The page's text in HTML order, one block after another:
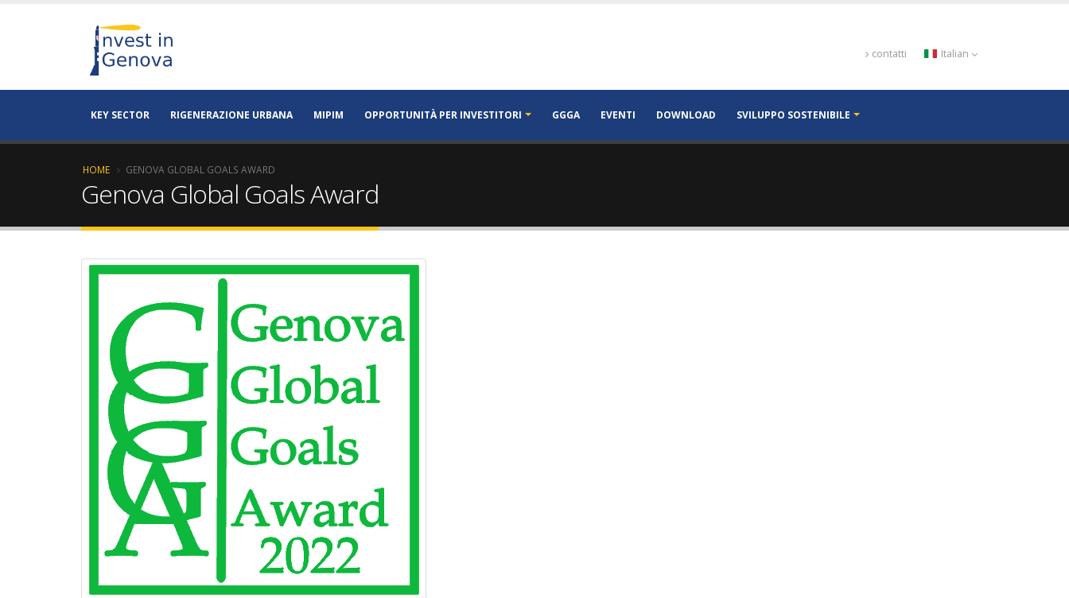
contatti Italian
KEY SECTOR RIGENERAZIONE URBANA MIPIM OPPORTUNITÀ PER INVESTITORI GGGA EVENTI DOWNLOAD SVILUPPO SOSTENIBILE
HOME GENOVA GLOBAL GOALS AWARD
Genova Global Goals Award